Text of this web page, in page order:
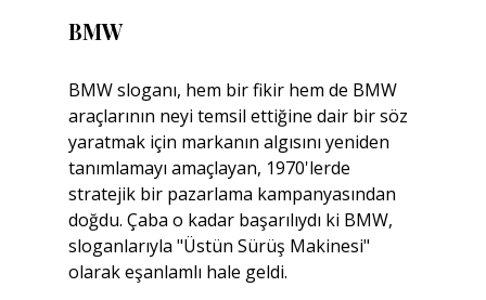
BMW
BMW sloganı, hem bir fikir hem de BMW
araçlarının neyi temsil ettiğine dair bir söz
yaratmak için markanın algısını yeniden
tanımlamayı amaçlayan, 1970'lerde
stratejik bir pazarlama kampanyasından
doğdu. Çaba o kadar başarılıydı ki BMW,
sloganlarıyla "Üstün Sürüş Makinesi"
olarak eşanlamlı hale geldi.